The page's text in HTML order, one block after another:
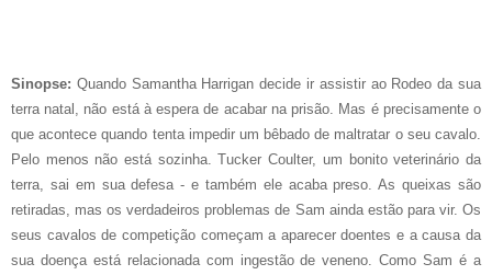
Sinopse: Quando Samantha Harrigan decide ir assistir ao Rodeo da sua
terra natal, não está à espera de acabar na prisão. Mas é precisamente o
que acontece quando tenta impedir um bêbado de maltratar o seu cavalo.
Pelo menos não está sozinha. Tucker Coulter, um bonito veterinário da
terra, sai em sua defesa - e também ele acaba preso. As queixas são
retiradas, mas os verdadeiros problemas de Sam ainda estão para vir. Os
seus cavalos de competição começam a aparecer doentes e a causa da
sua doença está relacionada com ingestão de veneno. Como Sam é a